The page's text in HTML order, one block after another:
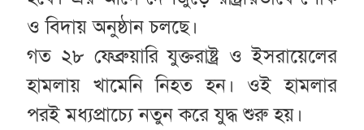
ও বিদায় অনুষ্ঠান চলছে।
গত ২৮ ফেব্রুয়ারি যুক্তরাষ্ট্র ও ইসরায়েলের
হামলায় খামেনি নিহত হন। ওই হামলার
পরই মধ্যপ্রাচ্যে নতুন করে যুদ্ধ শুরু হয়।